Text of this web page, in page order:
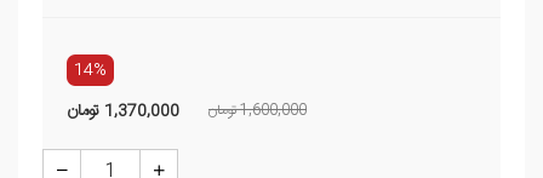
14%
1,600,000 تومان 1,370,000 تومان